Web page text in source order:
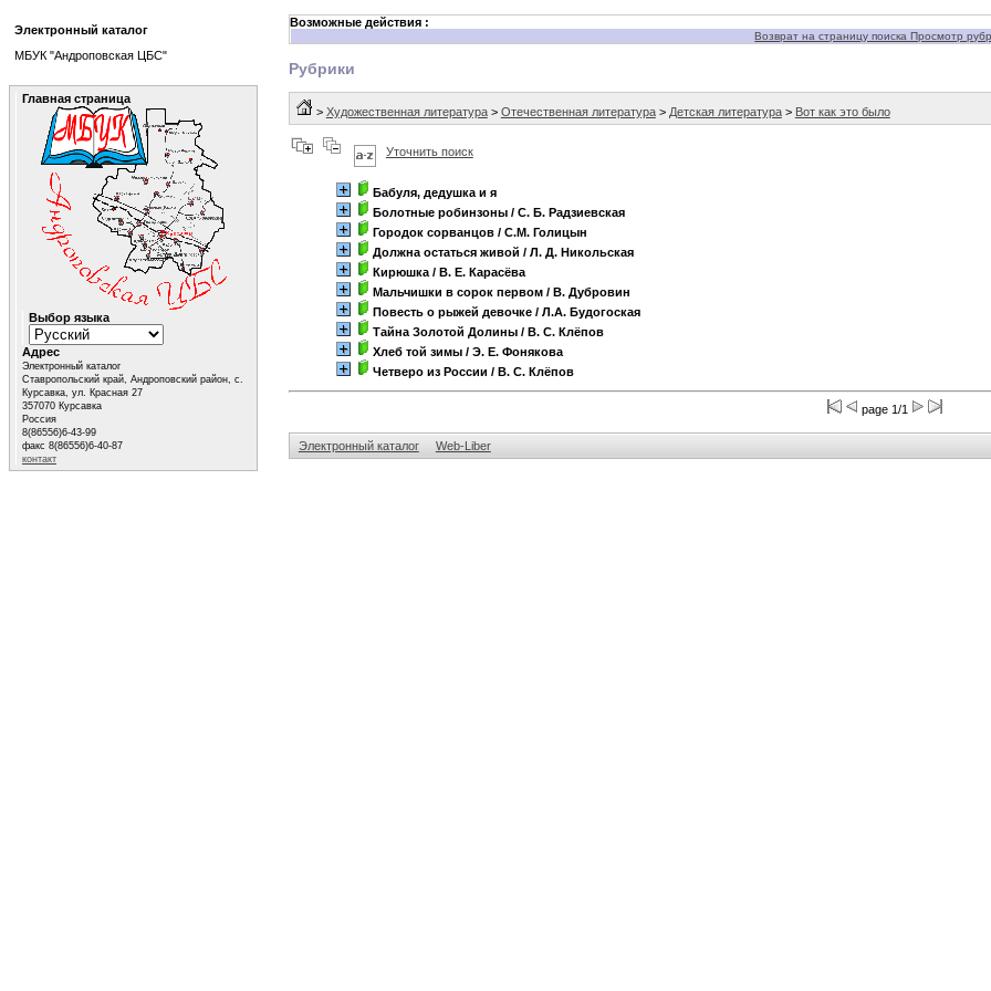
Возможные действия :
Возврат на страницу поиска Просмотр
Рубрики
> Художественная литература> Отечественная литература> Детская литература> Вот как это было
Уточнить поиск
Бабуля, дедушка и я
Болотные робинзоны/ С. Б. Радзиевская
Городок сорванцов/ С.М. Голицын
Должна остаться живой / Л. Д. Никольская
Кирюшка/ В. Е. Карасёва
Мальчишки в сорок первом/ В. Дубровин
Повесть о рыжей девочке/ Л.А. Будогоская
Тайна Золотой Долины/ В. С. Клёпов
Хлеб той зимы/ Э. Е. Фонякова
Четверо из России / В. С. Клёпов
page 1/1
Электронный каталог Web-Liber
Электронный каталог
МБУК "Андроповская ЦБС"
Главная страница
Выбор языка
Адрес
Электронный каталог
Ставропольский край, Андроповский район, с.
Курсавка, ул. Красная 27
357070 Курсавка
Россия
8(86556)6-43-99
факс 8(86556)6-40-87
контакт